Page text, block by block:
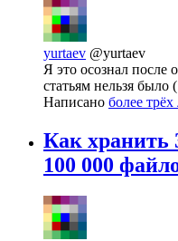
yurtaev @yurtaev
Я это осознал после
статьям нельзя было
Написано более трёх
Как хранить
100 000